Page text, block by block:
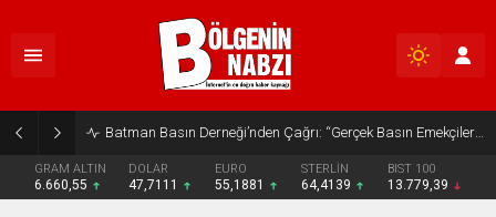
Batman Basın Derneği’nden Çağrı: “Gerçek Basın Emekçileri Desteklenmeli”
GRAM ALTIN
6.660,55
DOLAR
47,7111
EURO
55,1881
STERLİN
64,4139
BIST 100
13.779,39